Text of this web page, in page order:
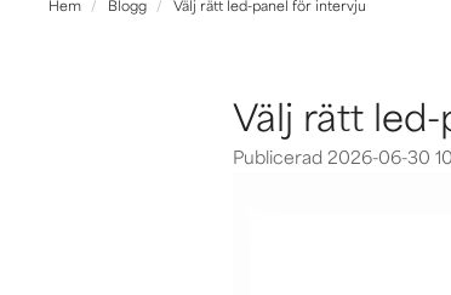
Hem Blogg Välj rätt led-panel för intervju
Välj rätt
Publicerad 2026-06-30